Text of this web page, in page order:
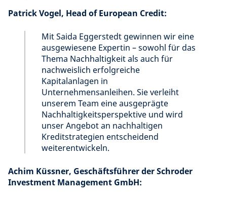
Patrick Vogel, Head of European Credit:
Mit Saida Eggerstedt gewinnen wir eine
ausgewiesene Expertin – sowohl für das
Thema Nachhaltigkeit als auch für
nachweislich erfolgreiche
Kapitalanlagen in
Unternehmensanleihen. Sie verleiht
unserem Team eine ausgeprägte
Nachhaltigkeitsperspektive und wird
unser Angebot an nachhaltigen
Kreditstrategien entscheidend
weiterentwickeln.
Achim Küssner, Geschäftsführer der Schroder
Investment Management GmbH: